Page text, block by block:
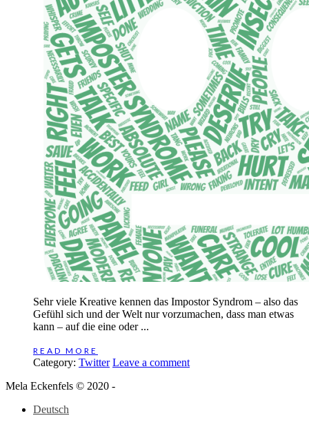
Sehr viele Kreative kennen das Impostor Syndrom – also das
Gefühl sich und der Welt nur vorzumachen, dass man etwas
kann – auf die eine oder ...
READ MORE
Category: Twitter Leave a comment
Mela Eckenfels © 2020 -
Deutsch